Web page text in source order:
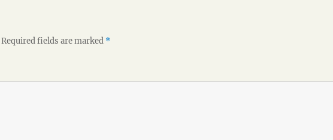
Required fields are marked *